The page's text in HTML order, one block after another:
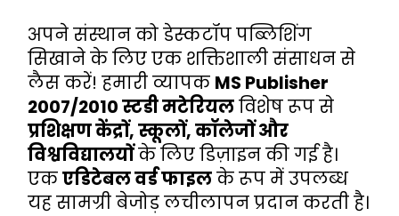
अपने संस्थान को डेस्कटॉप पब्लिशिंग
सिखाने के लिए एक शक्तिशाली संसाधन से
लैस करें! हमारी व्यापक MS Publisher
2007/2010 स्टडी मटेरियल
प्रशिक्षण केंद्रों, स्कूलों, कॉलेजों और
विश्वविद्यालयों के लिए डिज़ाइन की गई है।
एक एडिटेबल वर्ड फाइल के रूप में उपलब्ध
यह सामग्री बेजोड़ लचीलापन प्रदान करती है।